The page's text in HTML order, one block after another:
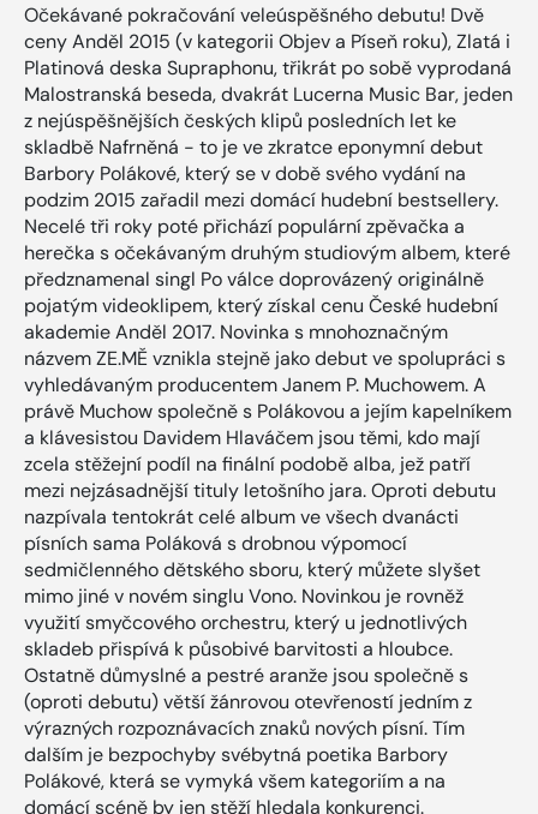
Očekávané pokračování veleúspěšného debutu! Dvě
ceny Anděl 2015 (v kategorii Objev a Píseň roku), Zlatá i
Platinová deska Supraphonu, třikrát po sobě vyprodaná
Malostranská beseda, dvakrát Lucerna Music Bar, jeden
z nejúspěšnějších českých klipů posledních let ke
skladbě Nafrněná - to je ve zkratce eponymní debut
Barbory Polákové, který se v době svého vydání na
podzim 2015 zařadil mezi domácí hudební bestsellery.
Necelé tři roky poté přichází populární zpěvačka a
herečka s očekávaným druhým studiovým albem, které
předznamenal singl Po válce doprovázený originálně
pojatým videoklipem, který získal cenu České hudební
akademie Anděl 2017. Novinka s mnohoznačným
názvem ZE.MĚ vznikla stejně jako debut ve spolupráci s
vyhledávaným producentem Janem P. Muchowem. A
právě Muchow společně s Polákovou a jejím kapelníkem
a klávesistou Davidem Hlaváčem jsou těmi, kdo mají
zcela stěžejní podíl na finální podobě alba, jež patří
mezi nejzásadnější tituly letošního jara. Oproti debutu
nazpívala tentokrát celé album ve všech dvanácti
písních sama Poláková s drobnou výpomocí
sedmičlenného dětského sboru, který můžete slyšet
mimo jiné v novém singlu Vono. Novinkou je rovněž
využití smyčcového orchestru, který u jednotlivých
skladeb přispívá k působivé barvitosti a hloubce.
Ostatně důmyslné a pestré aranže jsou společně s
(oproti debutu) větší žánrovou otevřeností jedním z
výrazných rozpoznávacích znaků nových písní. Tím
dalším je bezpochyby svébytná poetika Barbory
Polákové, která se vymyká všem kategoriím a na
domácí scéně by jen stěží hledala konkurenci.